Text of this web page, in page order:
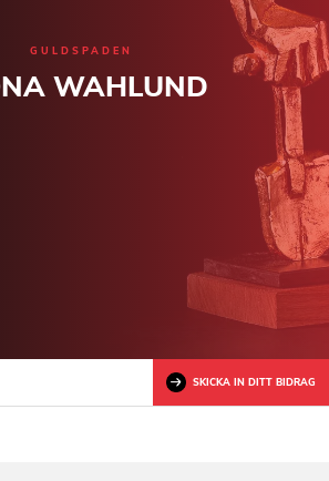
GULDSPADEN
WAHLUND
SKICKA IN DITT BIDRAG